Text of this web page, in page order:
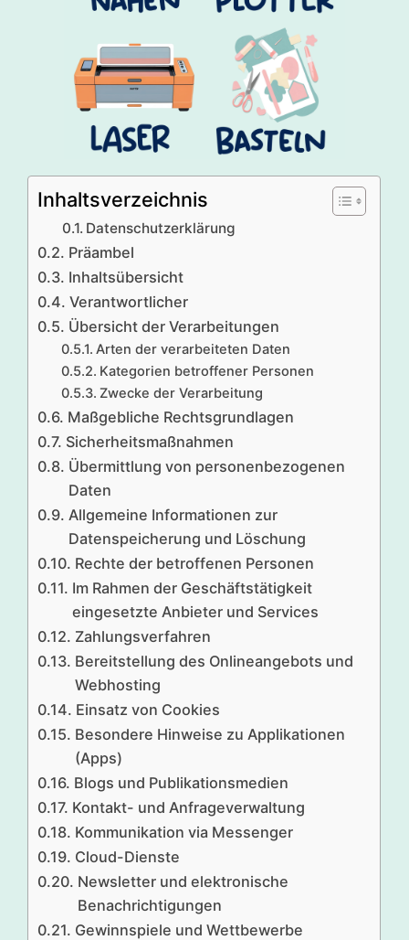
Inhaltsverzeichnis
Datenschutzerklärung
Präambel
Inhaltsübersicht
Verantwortlicher
Übersicht der Verarbeitungen
Arten der verarbeiteten Daten
Kategorien betroffener Personen
Zwecke der Verarbeitung
Maßgebliche Rechtsgrundlagen
Sicherheitsmaßnahmen
Übermittlung von personenbezogenen
Daten
Allgemeine Informationen zur
Datenspeicherung und Löschung
Rechte der betroffenen Personen
Im Rahmen der Geschäftstätigkeit
eingesetzte Anbieter und Services
Zahlungsverfahren
Bereitstellung des Onlineangebots und
Webhosting
Einsatz von Cookies
Besondere Hinweise zu Applikationen
(Apps)
Blogs und Publikationsmedien
Kontakt- und Anfrageverwaltung
Kommunikation via Messenger
Cloud-Dienste
Newsletter und elektronische
Benachrichtigungen
Gewinnspiele und Wettbewerbe